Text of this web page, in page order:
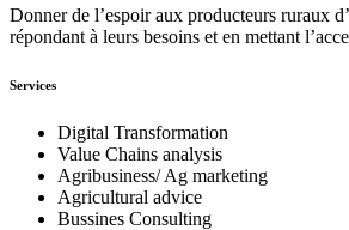
Donner de l’espoir aux producteurs ruraux
répondant à leurs besoins et en mettant
Services
Digital Transformation
Value Chains analysis
Agribusiness/ Ag marketing
Agricultural advice
Bussines Consulting